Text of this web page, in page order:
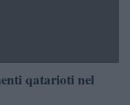
qatarioti nel